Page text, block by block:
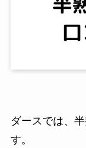
ダースでは、
す。